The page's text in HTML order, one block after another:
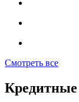
Смотреть все